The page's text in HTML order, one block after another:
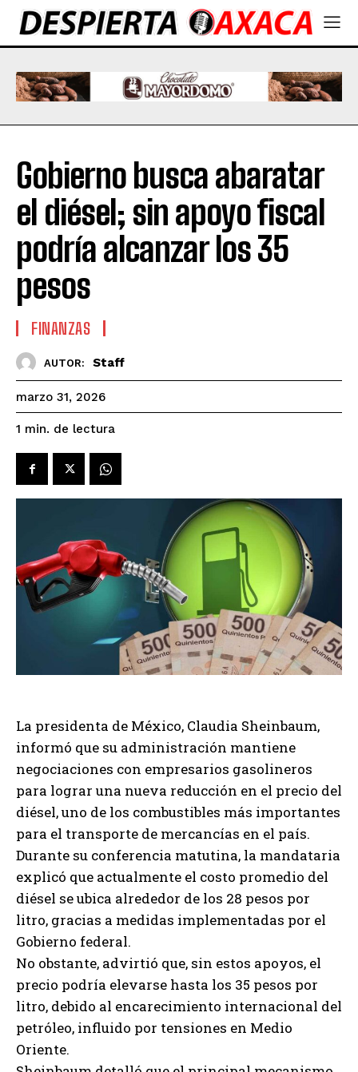
Gobierno busca abaratar
el diésel; sin apoyo fiscal
podría alcanzar los 35
pesos
FINANZAS
AUTOR: Staff
marzo 31, 2026
1 min. de lectura
La presidenta de México, Claudia Sheinbaum,
informó que su administración mantiene
negociaciones con empresarios gasolineros
para lograr una nueva reducción en el precio del
diésel, uno de los combustibles más importantes
para el transporte de mercancías en el país.
Durante su conferencia matutina, la mandataria
explicó que actualmente el costo promedio del
diésel se ubica alrededor de los 28 pesos por
litro, gracias a medidas implementadas por el
Gobierno federal.
No obstante, advirtió que, sin estos apoyos, el
precio podría elevarse hasta los 35 pesos por
litro, debido al encarecimiento internacional del
petróleo, influido por tensiones en Medio
Oriente.